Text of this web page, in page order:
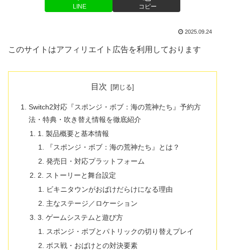
LINE コピー
2025.09.24
このサイトはアフィリエイト広告を利用しております
目次
Switch2対応『スポンジ・ボブ：海の荒神たち』予約方
法・特典・吹き替え情報を徹底紹介
1. 製品概要と基本情報
『スポンジ・ボブ：海の荒神たち』とは？
発売日・対応プラットフォーム
2. ストーリーと舞台設定
ビキニタウンがおばけだらけになる理由
主なステージ／ロケーション
3. ゲームシステムと遊び方
スポンジ・ボブとパトリックの切り替えプレイ
ボス戦・おばけとの対決要素